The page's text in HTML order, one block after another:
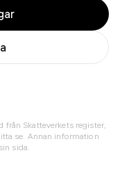
Skatteverkets register,
Annan information
sida.